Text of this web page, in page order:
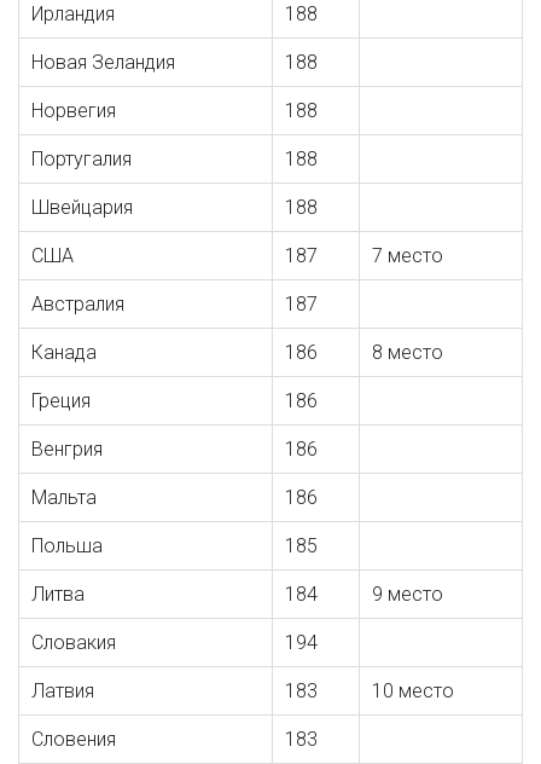
Ирландия 188
Новая Зеландия 188
Норвегия 188
Португалия 188
Швейцария 188
США 187 7 место
Австралия 187
Канада 186 8 место
Греция 186
Венгрия 186
Мальта 186
Польша 185
Литва 184 9 место
Словакия 194
Латвия 183 10 место
Словения 183